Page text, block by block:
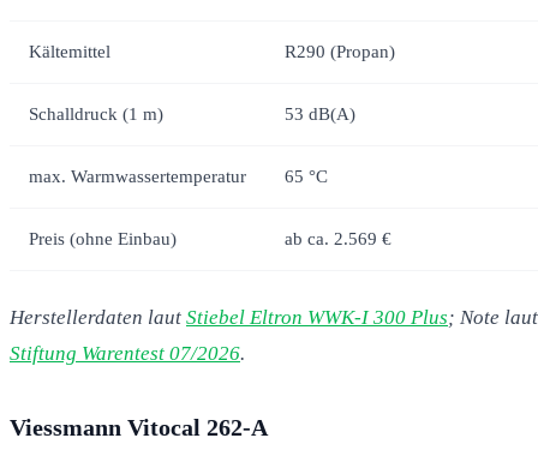
Kältemittel R290 (Propan)
Schalldruck (1 m) 53 dB(A)
max. Warmwassertemperatur 65 °C
Preis (ohne Einbau) ab ca. 2.569 €
Herstellerdaten laut Stiebel Eltron WWK-I 300 Plus; Note laut
Stiftung Warentest 07/2026.
Viessmann Vitocal 262-A